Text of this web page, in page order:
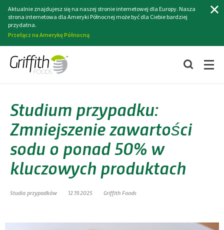
Aktualnie znajdujesz się na naszej stronie internetowej dla Europy. Nasza
strona internetowa dla Ameryki Północnej może być dla Ciebie bardziej
przydatna.
Przełącz na Amerykę Północną
Szukaj
Studium przypadku:
Zmniejszenie zawartości
sodu o ponad 50% w
kluczowych produktach
Studia przypadków 12.19.2025 Griffith Foods